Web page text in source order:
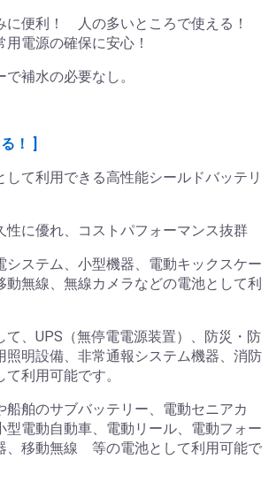
に便利！ 人の多いところで使える！
電源の確保に安心！
補水の必要なし。
！ ]
して利用できる高性能シールドバッテリ
性に優れ、コストパフォーマンス抜群
システム、小型機器、電動キックスケー
動無線、無線カメラなどの電池として利
て、UPS（無停電電源装置）、防災・防
照明設備、非常通報システム機器、消防
利用可能です。
船舶のサブバッテリー、電動セニアカ
型電動自動車、電動リール、電動フォー
、移動無線 等の電池として利用可能で